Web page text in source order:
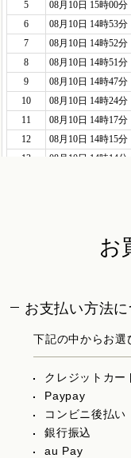
お
お支払い方法に
下記の中からお選
クレジットカー
Paypay
コンビニ後払い
銀行振込
au Pay